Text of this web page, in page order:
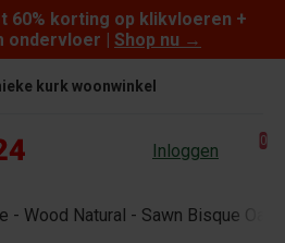
60% korting op klikvloeren +
ondervloer | Shop nu →
kurk woonwinkel
Inloggen 0
- Wood Natural - Sawn Bisque Oak